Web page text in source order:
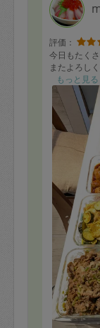
評価：
今日もたく
またよろし
もっと見る